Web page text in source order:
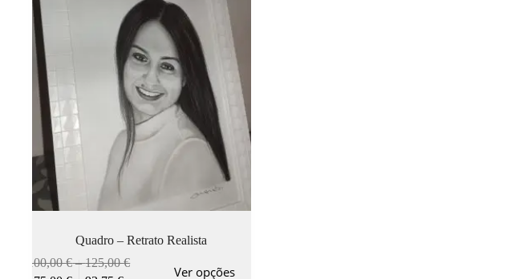
Quadro – Retrato Realista
100,00€–125,00€
Ver opções